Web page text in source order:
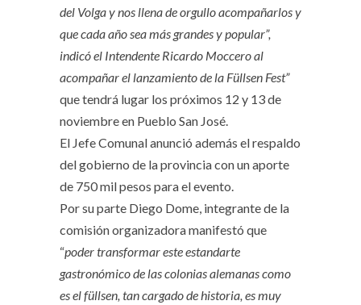
del Volga y nos llena de orgullo acompañarlos y
que cada año sea más grandes y popular”,
indicó el Intendente Ricardo Moccero al
acompañar el lanzamiento de la Füllsen Fest”
que tendrá lugar los próximos 12 y 13 de
noviembre en Pueblo San José.
El Jefe Comunal anunció además el respaldo
del gobierno de la provincia con un aporte
de 750 mil pesos para el evento.
Por su parte Diego Dome, integrante de la
comisión organizadora manifestó que
“poder transformar este estandarte
gastronómico de las colonias alemanas como
es el füllsen, tan cargado de historia, es muy